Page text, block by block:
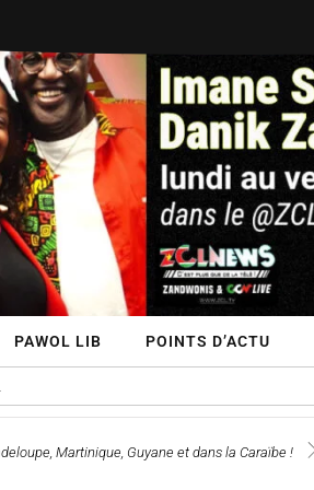
PAWOL LIB POINTS D’ACTU
Martinique, Guyane et dans la Caraïbe !